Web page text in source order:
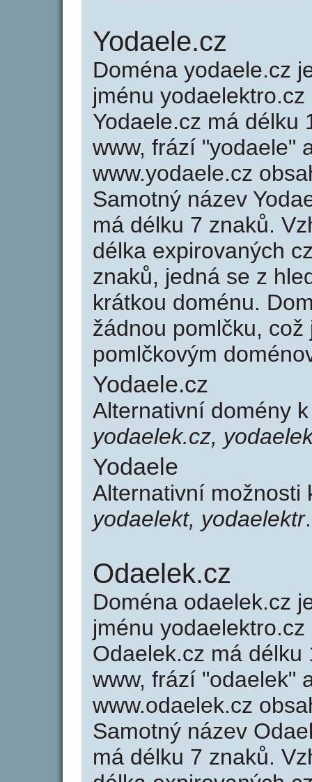
Yodaele.cz
Doména yodaele.cz
jménu
Yodaele.cz má délku
www, frází "yodaele"
www.yodaele.cz
Samotný název
má délku 7 znaků.
délka expirovaných
znaků, jedná se z
krátkou doménu.
žádnou pomlčku,
pomlčkovým
Yodaele.cz
Alternativní domény
yodaelek.cz,
Yodaele
Alternativní
yodaelekt, yodaelektr.
Odaelek.cz
Doména odaelek.cz
jménu
Odaelek.cz má
www, frází "odaelek"
www.odaelek.cz
Samotný název
má délku 7 znaků.